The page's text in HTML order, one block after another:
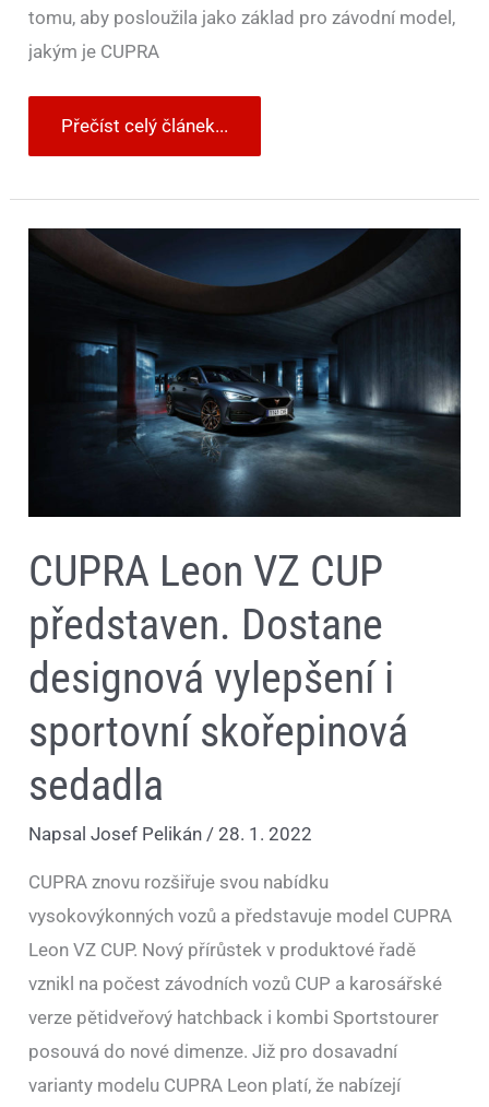
tomu, aby posloužila jako základ pro závodní model,
jakým je CUPRA
Přečíst celý článek...
CUPRA Leon VZ CUP
představen. Dostane
designová vylepšení i
sportovní skořepinová
sedadla
NapsalJosef Pelikán/28. 1. 2022
CUPRA znovu rozšiřuje svou nabídku
vysokovýkonných vozů a představuje model CUPRA
Leon VZ CUP. Nový přírůstek v produktové řadě
vznikl na počest závodních vozů CUP a karosářské
verze pětidveřový hatchback i kombi Sportstourer
posouvá do nové dimenze. Již pro dosavadní
varianty modelu CUPRA Leon platí, že nabízejí
CUPRA
Leon
VZ
Dostane
designová
vylepšení
sportovní
skořepinová
sedadla